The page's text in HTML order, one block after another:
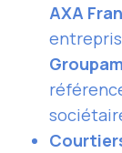
AXA